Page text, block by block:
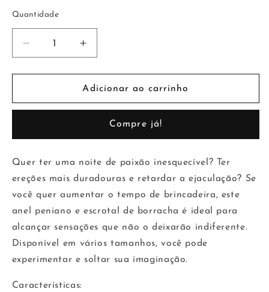
Quantidade
Diminuir
a
quantidade
Anel
Aumentar
a
quantidade
de
Anel
Adicionar ao carrinho
Compre já!
Quer ter uma noite de paixão inesquecível? Ter
ereções mais duradouras e retardar a ejaculação? Se
você quer aumentar o tempo de brincadeira, este
anel peniano e escrotal de borracha é ideal para
alcançar sensações que não o deixarão indiferente.
Disponível em vários tamanhos, você pode
experimentar e soltar sua imaginação.
Características: